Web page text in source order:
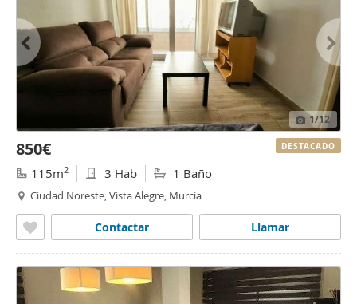
1/12
850€
115m2 3 Hab 1 Baño
Ciudad Noreste, Vista Alegre, Murcia
Llamar
Contactar
DESTACADO